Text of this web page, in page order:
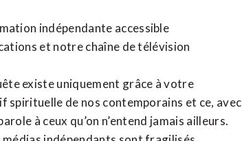
indépendante accessible
et notrechaîne de télévision
existe uniquement grâce à votre
spirituelle de nos contemporains et ce, avec
à ceux qu’on n’entend jamais ailleurs.